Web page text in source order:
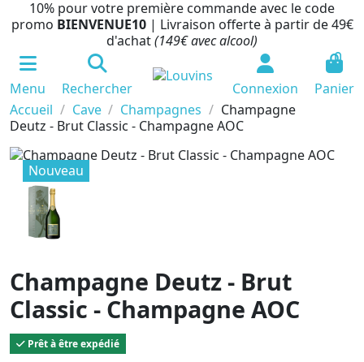
10% pour votre première commande avec le code
promo BIENVENUE10 | Livraison offerte à partir de 49€
d'achat(149€ avec alcool)
Menu Rechercher Connexion
0
Panier
Accueil
Cave Champagnes
Champagne
Deutz - Brut Classic - Champagne AOC
Nouveau
Champagne Deutz - Brut
Classic - Champagne AOC
Prêt à être expédié